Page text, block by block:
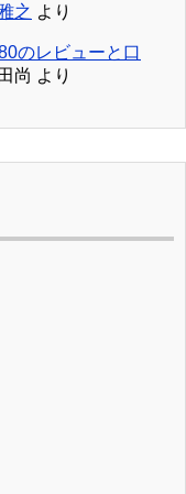
之 より
のレビューと口
尚 より